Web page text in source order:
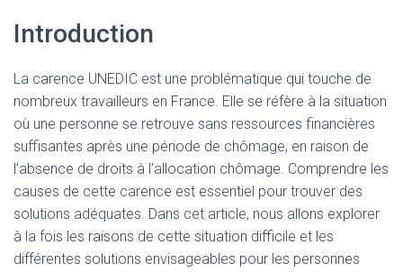
Introduction
La carence UNEDIC est une problématique qui touche de
nombreux travailleurs en France. Elle se réfère à la situation
où une personne se retrouve sans ressources financières
suffisantes après une période de chômage, en raison de
l’absence de droits à l’allocation chômage. Comprendre les
causes de cette carence est essentiel pour trouver des
solutions adéquates. Dans cet article, nous allons explorer
à la fois les raisons de cette situation difficile et les
différentes solutions envisageables pour les personnes